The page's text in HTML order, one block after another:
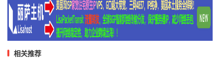
相关推荐